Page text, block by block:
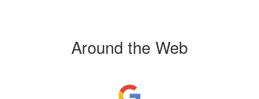
Around the Web